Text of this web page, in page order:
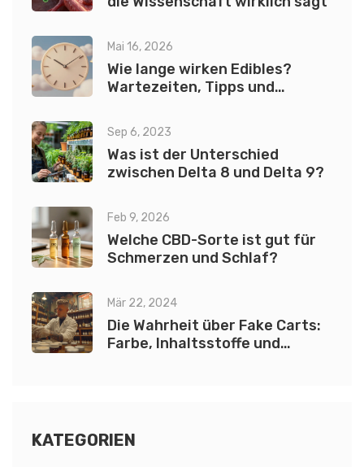
Mai 16, 2026
Wie lange wirken Edibles?
Wartezeiten, Tipps und
Sep 6, 2023
Was ist der Unterschied
zwischen Delta 8 und Delta 9?
Feb 9, 2026
Welche CBD-Sorte ist gut für
Schmerzen und Schlaf?
Mär 22, 2024
Die Wahrheit über Fake Carts:
Farbe, Inhaltsstoffe und
KATEGORIEN